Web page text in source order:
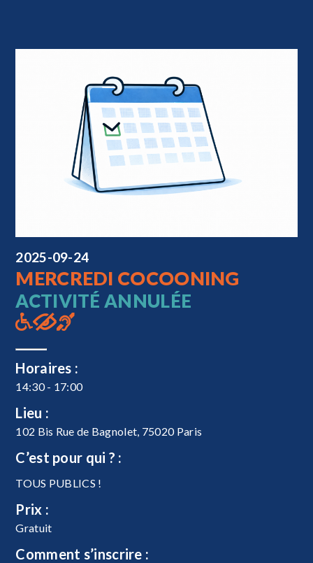
2025-09-24
MERCREDI COCOONING
ACTIVITÉ ANNULÉE
Horaires :
14:30 - 17:00
Lieu :
102 Bis Rue de Bagnolet, 75020 Paris
C’est pour qui ? :
TOUS PUBLICS !
Prix :
Gratuit
Comment s’inscrire :